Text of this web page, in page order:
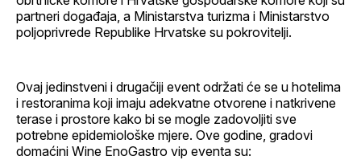
partneri događaja, a Ministarstva turizma i Ministarstvo
poljoprivrede Republike Hrvatske su pokrovitelji.
Ovaj jedinstveni i drugačiji event održati će se u hotelima
i restoranima koji imaju adekvatne otvorene i natkrivene
terase i prostore kako bi se mogle zadovoljiti sve
potrebne epidemiološke mjere. Ove godine, gradovi
domaćini Wine EnoGastro vip eventa su: